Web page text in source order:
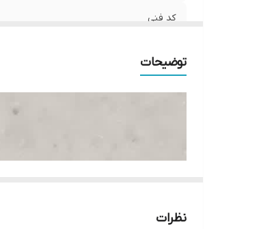
کد فنی
توضیحات
نظرات